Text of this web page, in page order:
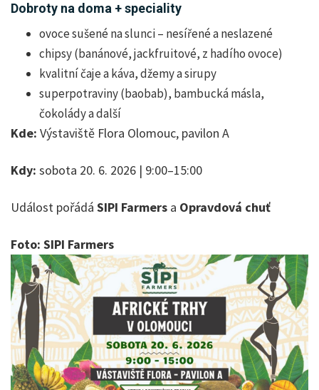
Dobroty na doma + speciality
ovoce sušené na slunci – nesířené a neslazené
chipsy (banánové, jackfruitové, z hadího ovoce)
kvalitní čaje a káva, džemy a sirupy
superpotraviny (baobab), bambucká másla,
čokolády a další
Kde: Výstaviště Flora Olomouc, pavilon A
Kdy: sobota 20. 6. 2026 | 9:00–15:00
Událost pořádá SIPI Farmers a Opravdová chuť
Foto: SIPI Farmers